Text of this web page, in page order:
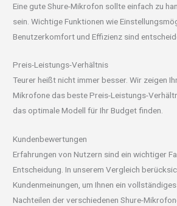
Eine gute Shure-Mikrofon sollte einfach zu
sein. Wichtige Funktionen wie
Benutzerkomfort und Effizienz sind
Preis-Leistungs-Verhältnis
Teurer heißt nicht immer besser. Wir zeigen
Mikrofone das beste Preis-Leistungs-
das optimale Modell für Ihr Budget finden.
Kundenbewertungen
Erfahrungen von Nutzern sind ein wichtiger
Entscheidung. In unserem Vergleich
Kundenmeinungen, um Ihnen ein
Nachteilen der verschiedenen Shure-